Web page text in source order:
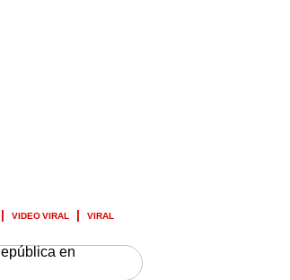
VIDEO VIRAL VIRAL
en